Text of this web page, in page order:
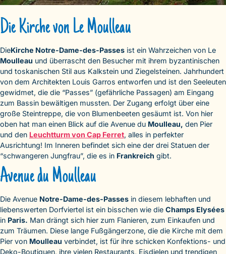
Die Kirche von Le Moulleau
DieKirche Notre-Dame-des-Passes ist ein Wahrzeichen von Le
Moulleau und überrascht den Besucher mit ihrem byzantinischen
und toskanischen Stil aus Kalkstein und Ziegelsteinen. Jahrhundert
von dem Architekten Louis Garros entworfen und ist den Seeleuten
gewidmet, die die “Passes” (gefährliche Passagen) am Eingang
zum Bassin bewältigen mussten. Der Zugang erfolgt über eine
große Steintreppe, die von Blumenbeeten gesäumt ist. Von hier
oben hat man einen Blick auf die Avenue du Moulleau, den Pier
und den Leuchtturm von Cap Ferret, alles in perfekter
Ausrichtung! Im Inneren befindet sich eine der drei Statuen der
“schwangeren Jungfrau”, die es in Frankreich gibt.
Avenue du Moulleau
Die Avenue Notre-Dame-des-Passes in diesem lebhaften und
liebenswerten Dorfviertel ist ein bisschen wie die Champs Elysées
in Paris. Man drängt sich hier zum Flanieren, zum Einkaufen und
zum Träumen. Diese lange Fußgängerzone, die die Kirche mit dem
Pier von Moulleau verbindet, ist für ihre schicken Konfektions- und
Deko-Boutiquen, ihre vielen Restaurants, Eisdielen und trendigen